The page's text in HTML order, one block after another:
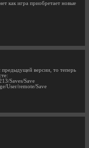
как игра приобретает новые
предыдущей версии, то теперь
Saves/Save
User/remote/Save